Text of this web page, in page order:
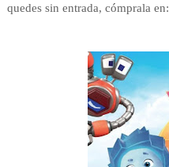
quedes sin entrada, cómprala en: